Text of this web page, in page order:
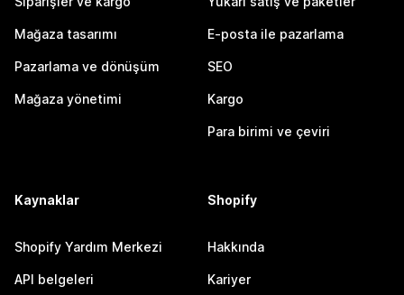
Mağaza tasarımı
Pazarlama ve dönüşüm
Mağaza yönetimi
E-posta ile pazarlama
SEO
Kargo
Para birimi ve çeviri
Kaynaklar
Shopify Yardım Merkezi
API belgeleri
Shopify
Hakkında
Kariyer